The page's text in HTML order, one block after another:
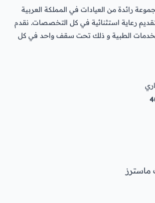
رائدة من العيادات في المملكة العربية
رعاية استثنائية في كل التخصصات. نقدم
الطبية و ذلك تحت سقف واحد في كل